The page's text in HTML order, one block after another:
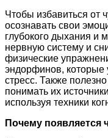
Чтобы избавиться от
осознавать свои
глубокого дыхания и
нервную систему и
физические
эндорфинов, которые
стресс. Также
понимать их
используя техники
Почему появляется